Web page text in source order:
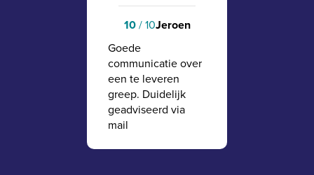
10/ 10Jeroen
Goede
communicatie over
een te leveren
greep. Duidelijk
geadviseerd via
mail